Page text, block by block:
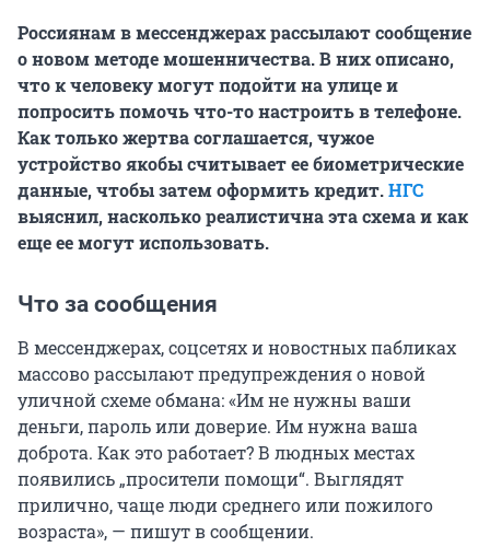
Россиянам в мессенджерах рассылают сообщение
о новом методе мошенничества. В них описано,
что к человеку могут подойти на улице и
попросить помочь что-то настроить в телефоне.
Как только жертва соглашается, чужое
устройство якобы считывает ее биометрические
данные, чтобы затем оформить кредит.НГС
выяснил, насколько реалистична эта схема и как
еще ее могут использовать.
Что за сообщения
В мессенджерах, соцсетях и новостных пабликах
массово рассылают предупреждения о новой
уличной схеме обмана: «Им не нужны ваши
деньги, пароль или доверие. Им нужна ваша
доброта. Как это работает? В людных местах
появились „просители помощи“. Выглядят
прилично, чаще люди среднего или пожилого
возраста», — пишут в сообщении.